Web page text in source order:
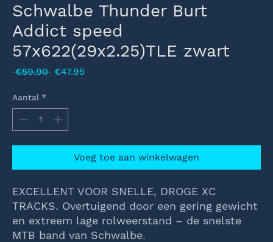
Schwalbe Thunder Burt
Addict speed
57x622(29x2.25)TLE zwart
€59.90 Normale
€47.95Verkoopprijs
Aantal *
Voeg toe aan winkelwagen
EXCELLENT VOOR SNELLE, DROGE XC
TRACKS. Overtuigend door een gering gewicht
en extreem lage rolweerstand – de snelste
MTB band van Schwalbe.